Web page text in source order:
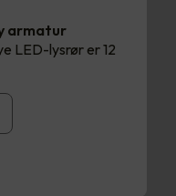
armatur
LED-lysrør er 12